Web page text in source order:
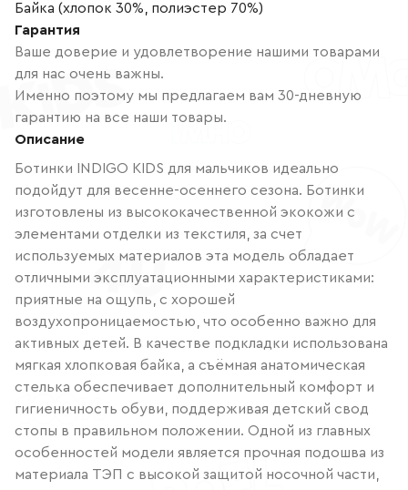
Байка (хлопок 30%, полиэстер 70%)
Гарантия
Ваше доверие и удовлетворение нашими товарами
для нас очень важны.
Именно поэтому мы предлагаем вам 30-дневную
гарантию на все наши товары.
Описание
Ботинки INDIGO KIDS для мальчиков идеально
подойдут для весенне-осеннего сезона. Ботинки
изготовлены из высококачественной экокожи с
элементами отделки из текстиля, за счет
используемых материалов эта модель обладает
отличными эксплуатационными характеристиками:
приятные на ощупь, с хорошей
воздухопроницаемостью, что особенно важно для
активных детей. В качестве подкладки использована
мягкая хлопковая байка, а съёмная анатомическая
стелька обеспечивает дополнительный комфорт и
гигиеничность обуви, поддерживая детский свод
стопы в правильном положении. Одной из главных
особенностей модели является прочная подошва из
материала ТЭП с высокой защитой носочной части,